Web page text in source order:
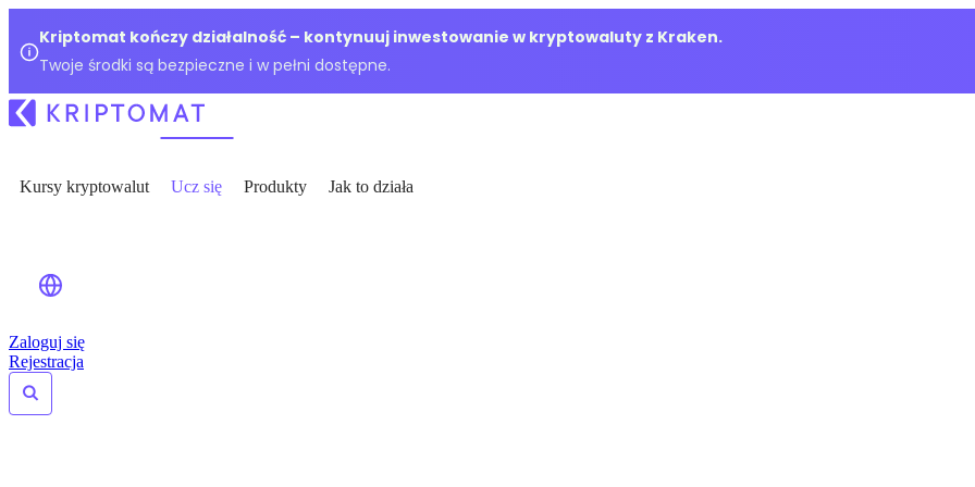
Kriptomat kończy działalność – kontynuuj inwestowanie w kryptowaluty z Kraken.
Twoje środki są bezpieczne i w pełni dostępne.
Kursy kryptowalut Ucz się Produkty Jak to działa
Zaloguj się
Rejestracja